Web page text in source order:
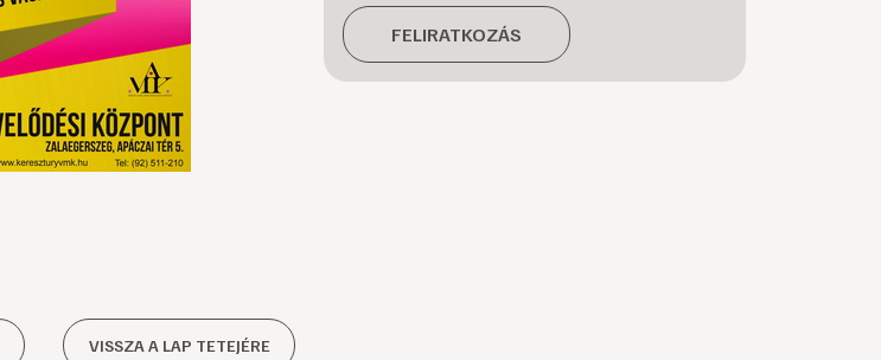
VISSZA A LAP TETEJÉRE
FELIRATKOZÁS